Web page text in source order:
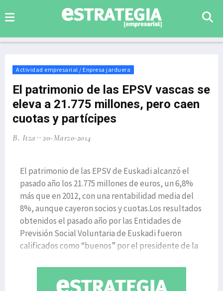
Actividad empresarial / Enpresa jarduera
El patrimonio de las EPSV vascas se
eleva a 21.775 millones, pero caen
cuotas y partícipes
B. Itza 20-Marzo-2014
El patrimonio de las EPSV de Euskadi alcanzó el
pasado año los 21.775 millones de euros, un 6,8%
más que en 2012, con una rentabilidad media del
8%, aunque cayeron socios y cuotas.Los resultados
obtenidos el pasado año por las Entidades de
Previsión Social Voluntaria de Euskadi fueron
calificados como “buenos” por el presidente de la